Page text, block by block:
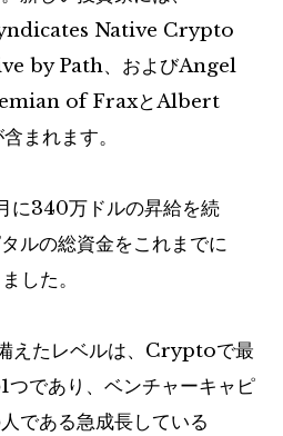
Native Crypto
by Path、およびAngel
of FraxとAlbert
れます。
に340万ドルの昇給を続
ルの総資金をこれまでに
した。
えたレベルは、Cryptoで最
つであり、ベンチャーキャピ
である急成長している